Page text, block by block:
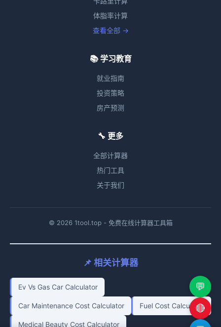
💬
🔴
体脂率计算
查看全部 →
📚 学习教育
就业指南
投资策略
房产预测
🔧 更多
全部计算器
热门工具
关于我们
© 2026 1tool.top - 免费在线计算器工具箱
📌 相关计算器
Ev Vs Gas Car Calculator
Car Maintenance Cost Calculator Fuel Cost Calculator
Medical Beauty Cost Calculator